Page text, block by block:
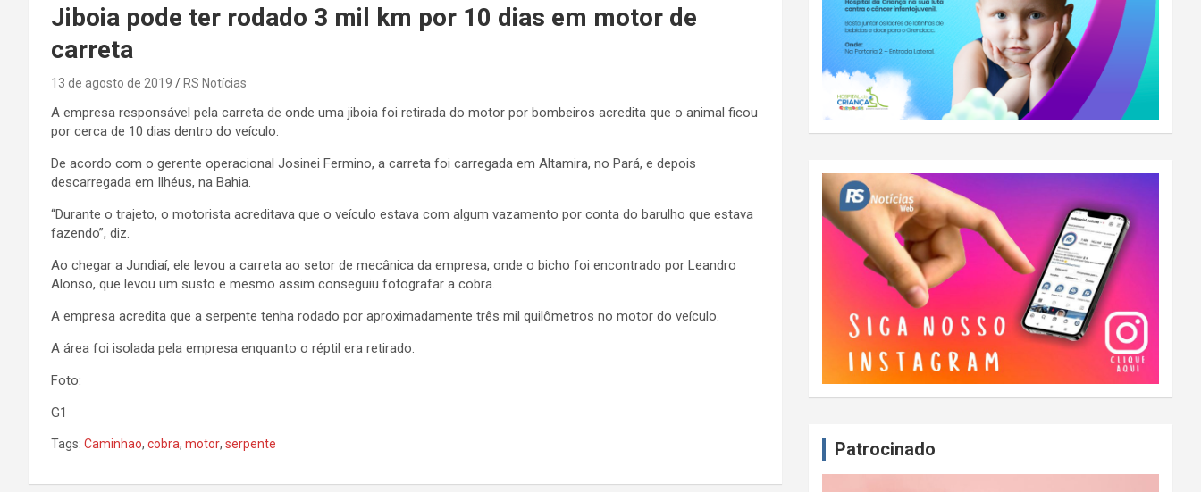
Jiboia pode ter rodado 3 mil km por 10 dias em motor de
carreta
13 de agosto de 2019 RS Notícias
A empresa responsável pela carreta de onde uma jiboia foi retirada do motor por bombeiros acredita que o animal ficou
por cerca de 10 dias dentro do veículo.
De acordo com o gerente operacional Josinei Fermino, a carreta foi carregada em Altamira, no Pará, e depois
descarregada em Ilhéus, na Bahia.
“Durante o trajeto, o motorista acreditava que o veículo estava com algum vazamento por conta do barulho que estava
fazendo”, diz.
Ao chegar a Jundiaí, ele levou a carreta ao setor de mecânica da empresa, onde o bicho foi encontrado por Leandro
Alonso, que levou um susto e mesmo assim conseguiu fotografar a cobra.
A empresa acredita que a serpente tenha rodado por aproximadamente três mil quilômetros no motor do veículo.
A área foi isolada pela empresa enquanto o réptil era retirado.
Foto:
G1
Tags: Caminhao, cobra, motor, serpente Patrocinado